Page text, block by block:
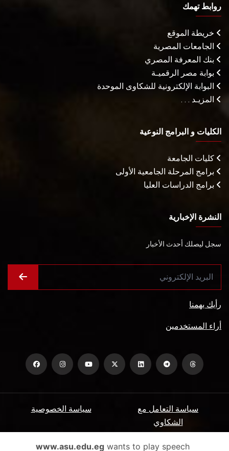
روابط تهمك
خريطة الموقع
الجامعات المصرية
بنك المعرفة المصري
بوابة مصر الرقميـة
البوابة الإلكترونية للشكاوى الموحدة
المزيـد . . .
الكليات و البرامج النوعية
كليات الجامعة
برامج المرحلة الجامعية الأولى
برامج الدراسات العليا
النشرة الإخبارية
سجل ليصلك أحدث الأخبار
رأيك يهمنا
أراء المستخدمين
سياسة الخصوصية
سياسة التعامل مع
الشكاوي
الأسئلة الشائعة ميثاق المتعاملين www.asu.edu.egwants to play speech